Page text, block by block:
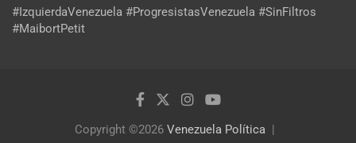
#IzquierdaVenezuela #ProgresistasVenezuela #SinFiltros
#MaibortPetit
Copyright ©2026 Venezuela Política